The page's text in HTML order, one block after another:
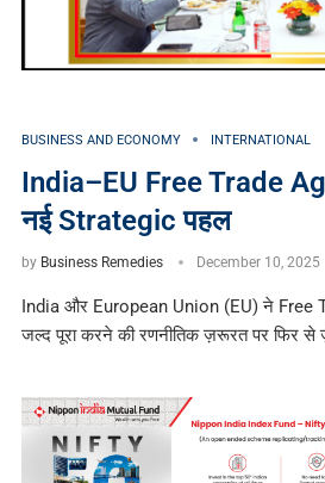
BUSINESS AND ECONOMY INTERNATIONAL
India–EU Free Trade
नई Strategic पहल
by Business Remedies December 10, 2025
India और European Union (EU) ने Free
जल्द पूरा करने की रणनीतिक ज़रूरत पर फिर से